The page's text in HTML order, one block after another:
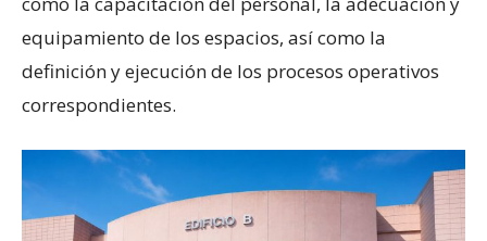
equipamiento de los espacios, así como la
definición y ejecución de los procesos operativos
correspondientes.